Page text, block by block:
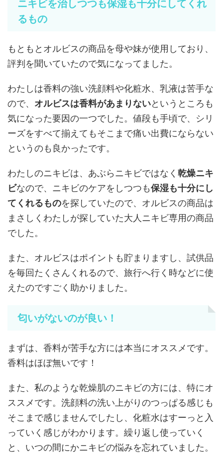
ニキビを治しつつも保湿も十分にしてくれ
るもの
もともとオルビスの商品を母や妹が使用しており、
評判を聞いていたので気になってました。
わたしは香料の強い洗顔料や化粧水、乳液は苦手な
ので、 オルビスは香料があまりないというところも
気になった要因の一つでした。値段も手頃で、シリ
ーズをすべて揃えてもそこまで痛い出費にならない
というのも良かったです。
わたしのニキビは、あぶらニキビではなく 乾燥ニキ
ビなので、ニキビのケアをしつつも保湿も十分にし
てくれるものを探していたので、オルビスの商品は
まさしくわたしが探していた大人ニキビ専用の商品
でした。
また、オルビスはポイントも貯まりますし、試供品
を毎回たくさんくれるので、旅行へ行く時などに使
えたのですごく助かりました。
匂いがないのが良い！
まずは、香料が苦手な方には本当にオススメです。
香料はほぼ無いです！
また、私のような乾燥肌のニキビの方には、特にオ
ススメです。洗顔料の洗い上がりのつっぱる感じも
そこまで感じませんでしたし、化粧水はすーっと入
っていく感じがわかります。繰り返し使っていく
と、いつの間にかニキビの悩みを忘れていました。